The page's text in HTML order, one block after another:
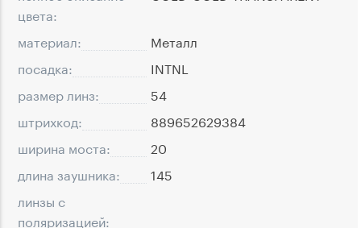
цвета:
материал:
Металл
посадка:
INTNL
размер линз:
54
штрихкод:
889652629384
ширина моста:
20
длина заушника:
145
линзы с
поляризацией: